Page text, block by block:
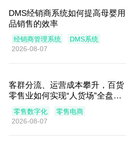
DMS经销商系统如何提高母婴用
品销售的效率
经销商管理系统
DMS系统
2026-08-07
客群分流、运营成本攀升，百货
零售业如何实现“人货场”全盘数
字化升级？
零售数字化
零售电商
2026-08-07